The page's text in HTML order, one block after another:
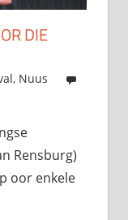
DIE
, Nuus
Rensburg)
oor enkele